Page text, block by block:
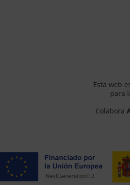
Esta web
para
Colabora